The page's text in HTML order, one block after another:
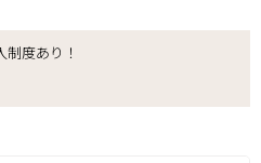
度あり！